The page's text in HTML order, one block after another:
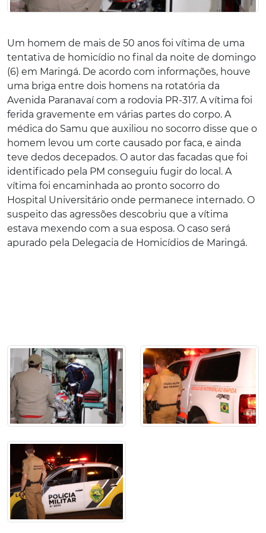
Um homem de mais de 50 anos foi vítima de uma
tentativa de homicídio no final da noite de domingo
(6) em Maringá. De acordo com informações, houve
uma briga entre dois homens na rotatória da
Avenida Paranavaí com a rodovia PR-317. A vítima foi
ferida gravemente em várias partes do corpo. A
médica do Samu que auxiliou no socorro disse que o
homem levou um corte causado por faca, e ainda
teve dedos decepados. O autor das facadas que foi
identificado pela PM conseguiu fugir do local. A
vítima foi encaminhada ao pronto socorro do
Hospital Universitário onde permanece internado. O
suspeito das agressões descobriu que a vítima
estava mexendo com a sua esposa. O caso será
apurado pela Delegacia de Homicídios de Maringá.